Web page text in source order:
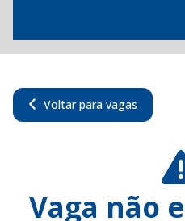
Voltar para vagas
Vaga não